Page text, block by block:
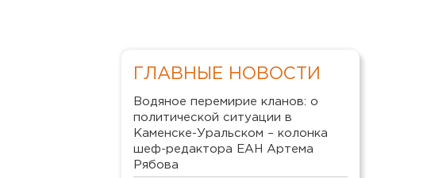
ГЛАВНЫЕ НОВОСТИ
Водяное перемирие кланов: о
политической ситуации в
Каменске-Уральском – колонка
шеф-редактора ЕАН Артема
Рябова